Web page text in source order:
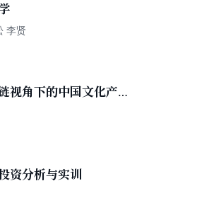
李贤
视角下的中国文化产业
组研究
资分析与实训